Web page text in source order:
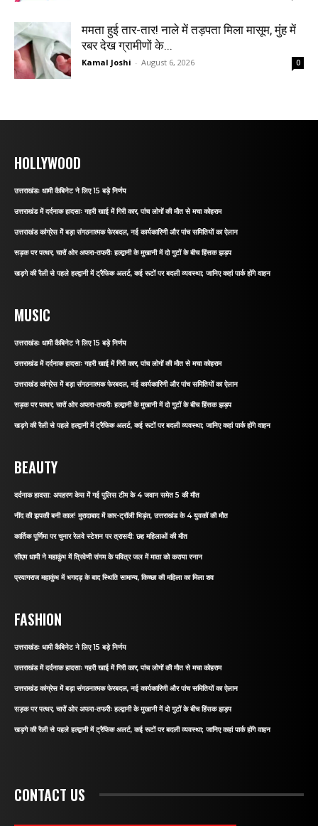
ममता हुई तार-तार! नाले में तड़पता मिला मासूम, मुंह में
रबर देख ग्रामीणों के...
Kamal Joshi - August 6, 2026 0
HOLLYWOOD
उत्तराखंडः धामी कैबिनेट ने लिए 15 बड़े निर्णय
उत्तराखंड में दर्दनाक हादसाः गहरी खाई में गिरी कार, पांच लोगों की मौत से मचा कोहराम
उत्तराखंड कांग्रेस में बड़ा संगठनात्मक फेरबदल, नई कार्यकारिणी और पांच समितियों का ऐलान
सड़क पर पत्थर, चारों ओर अफरा-तफरीः हल्द्वानी के मुखानी में दो गुटों के बीच हिंसक झड़प
खड़गे की रैली से पहले हल्द्वानी में ट्रैफिक अलर्ट, कई रूटों पर बदली व्यवस्था; जानिए कहां पार्क होंगे वाहन
MUSIC
उत्तराखंडः धामी कैबिनेट ने लिए 15 बड़े निर्णय
उत्तराखंड में दर्दनाक हादसाः गहरी खाई में गिरी कार, पांच लोगों की मौत से मचा कोहराम
उत्तराखंड कांग्रेस में बड़ा संगठनात्मक फेरबदल, नई कार्यकारिणी और पांच समितियों का ऐलान
सड़क पर पत्थर, चारों ओर अफरा-तफरीः हल्द्वानी के मुखानी में दो गुटों के बीच हिंसक झड़प
खड़गे की रैली से पहले हल्द्वानी में ट्रैफिक अलर्ट, कई रूटों पर बदली व्यवस्था; जानिए कहां पार्क होंगे वाहन
BEAUTY
दर्दनाक हादसा: अपहरण केस में गई पुलिस टीम के 4 जवान समेत 5 की मौत
नींद की झपकी बनी काल! मुरादाबाद में कार-ट्रॉली भिड़ंत, उत्तराखंड के 4 युवकों की मौत
कार्तिक पूर्णिमा पर चुनार रेलवे स्टेशन पर त्रासदी: छह महिलाओं की मौत
सीएम धामी ने महाकुंभ में त्रिवेणी संगम के पवित्र जल में माता को कराया स्नान
प्रयागराज महाकुंभ में भगदड़ के बाद स्थिति सामान्य, किच्छा की महिला का मिला शव
FASHION
उत्तराखंडः धामी कैबिनेट ने लिए 15 बड़े निर्णय
उत्तराखंड में दर्दनाक हादसाः गहरी खाई में गिरी कार, पांच लोगों की मौत से मचा कोहराम
उत्तराखंड कांग्रेस में बड़ा संगठनात्मक फेरबदल, नई कार्यकारिणी और पांच समितियों का ऐलान
सड़क पर पत्थर, चारों ओर अफरा-तफरीः हल्द्वानी के मुखानी में दो गुटों के बीच हिंसक झड़प
खड़गे की रैली से पहले हल्द्वानी में ट्रैफिक अलर्ट, कई रूटों पर बदली व्यवस्था; जानिए कहां पार्क होंगे वाहन
CONTACT US